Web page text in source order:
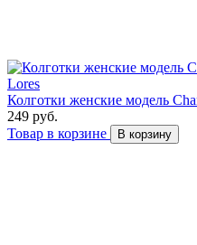
Колготки женские модель
249 руб.
Товар в корзине
В корзину